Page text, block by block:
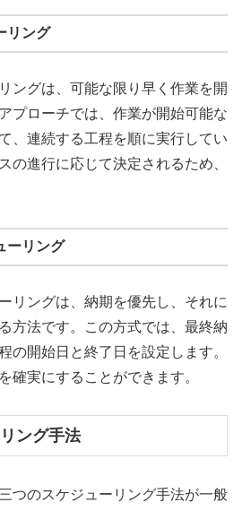
リング
ングは、可能な限り早く作業を開
プローチでは、作業が開始可能な
、連続する工程を順に実行してい
の進行に応じて決定されるため、
ーリング
リングは、納期を優先し、それに
方法です。この方式では、最終納
の開始日と終了日を設定します。
確実にすることができます。
ング手法
つのスケジューリング手法が一般